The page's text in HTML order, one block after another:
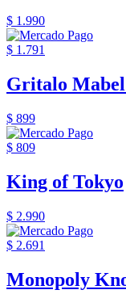
$ 1.990
$ 1.791
Gritalo
$ 899
$ 809
King of Tokyo
$ 2.990
$ 2.691
Monopoly